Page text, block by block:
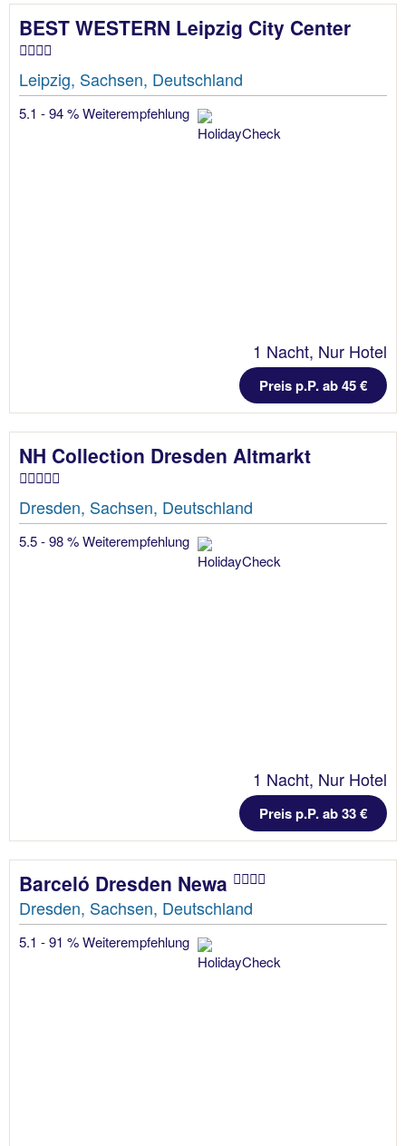
BEST WESTERN Leipzig City Center
Leipzig, Sachsen, Deutschland
5.1 - 94 % Weiterempfehlung
1 Nacht, Nur Hotel
Preis p.P. ab 45 €
NH Collection Dresden Altmarkt
Dresden, Sachsen, Deutschland
5.5 - 98 % Weiterempfehlung
1 Nacht, Nur Hotel
Preis p.P. ab 33 €
Barceló Dresden Newa
Dresden, Sachsen, Deutschland
5.1 - 91 % Weiterempfehlung